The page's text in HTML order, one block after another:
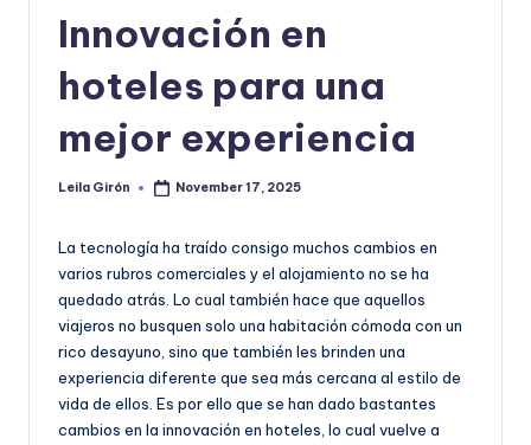
o
Innovación en
hoteles para una
mejor experiencia
Posted
Leila Girón November 17, 2025
La tecnología ha traído consigo muchos cambios en
varios rubros comerciales y el alojamiento no se ha
quedado atrás. Lo cual también hace que aquellos
viajeros no busquen solo una habitación cómoda con un
rico desayuno, sino que también les brinden una
experiencia diferente que sea más cercana al estilo de
vida de ellos. Es por ello que se han dado bastantes
cambios en la innovación en hoteles, lo cual vuelve a